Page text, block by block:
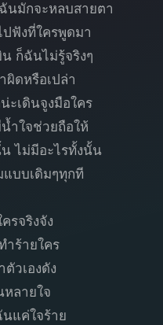
นมักจะหลบสายตา
ปฟังที่ใครพูดมา
น ก็ฉันไม่รู้จริงๆ
ผิดหรือเปล่า
ะเดินจูงมือใคร
น้ำใจช่วยถือให้
ไม่มีอะไรทั้งนั้น
บบเดิมๆทุกที
รจริงจัง
ำร้ายใคร
วเองดัง
หลายใจ
แค่ใจร้าย